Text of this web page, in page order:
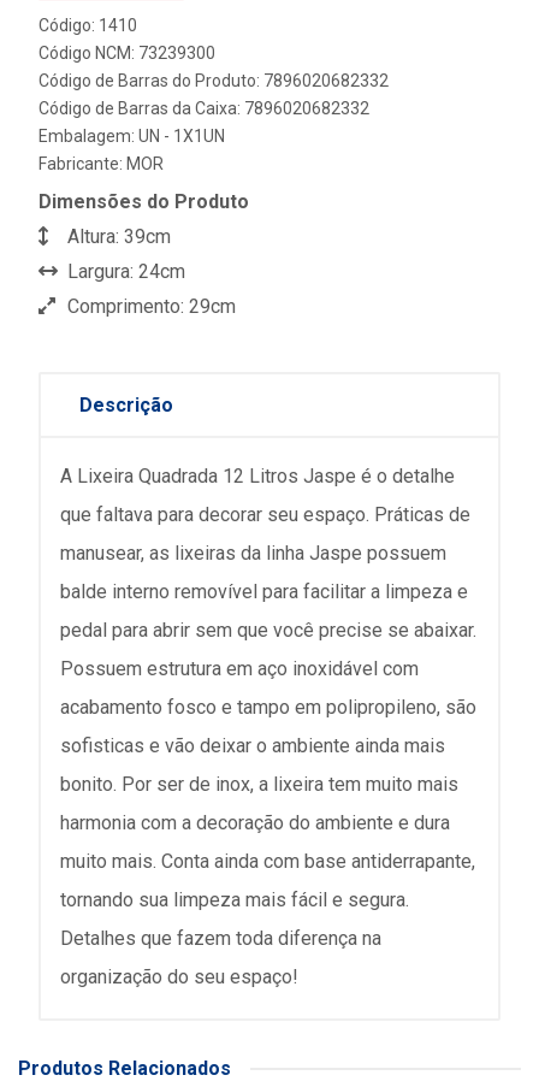
Código: 1410
Código NCM: 73239300
Código de Barras do Produto: 7896020682332
Código de Barras da Caixa: 7896020682332
Embalagem: UN - 1X1UN
Fabricante: MOR
Dimensões do Produto
Altura: 39cm
Largura: 24cm
Comprimento: 29cm
Descrição
A Lixeira Quadrada 12 Litros Jaspe é o detalhe
que faltava para decorar seu espaço. Práticas de
manusear, as lixeiras da linha Jaspe possuem
balde interno removível para facilitar a limpeza e
pedal para abrir sem que você precise se abaixar.
Possuem estrutura em aço inoxidável com
acabamento fosco e tampo em polipropileno, são
sofisticas e vão deixar o ambiente ainda mais
bonito. Por ser de inox, a lixeira tem muito mais
harmonia com a decoração do ambiente e dura
muito mais. Conta ainda com base antiderrapante,
tornando sua limpeza mais fácil e segura.
Detalhes que fazem toda diferença na
organização do seu espaço!
Produtos Relacionados